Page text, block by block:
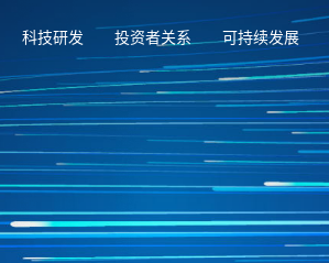
科技研发 投资者关系 可持续发展